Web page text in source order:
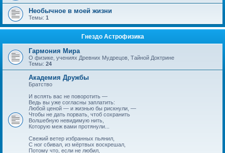
Необычное в моей жизни
Темы: 1
Гнездо Астрофизика
Гармония Мира
О физике, учениях Древних Мудрецов, Тайной Доктрине
Темы: 24
Академия Дружбы
Братство
И вспять вас не поворотить —
Ведь вы уже согласны заплатить:
Любой ценой — и жизнью бы рискнули, —
Чтобы не дать порвать, чтоб сохранить
Волшебную невидимую нить,
Которую меж вами протянули...
Свежий ветер избранных пьянил,
С ног сбивал, из мёртвых воскрешал,
Потому что, если не любил,